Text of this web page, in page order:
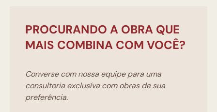
PROCURANDO A OBRA QUE
MAIS COMBINA COM VOCÊ?
Converse com nossa equipe para uma
consultoria exclusíva com obras de sua
preferência.